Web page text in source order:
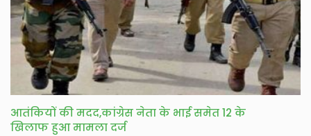
आतंकियों की मदद,कांग्रेस नेता के भाई समेत 12 के
खिलाफ हुआ मामला दर्ज